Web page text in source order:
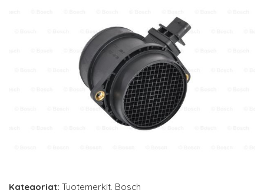
Kategoriat: Tuotemerkit, Bosch